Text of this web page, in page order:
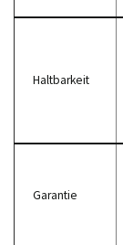
Haltbarkeit
Garantie